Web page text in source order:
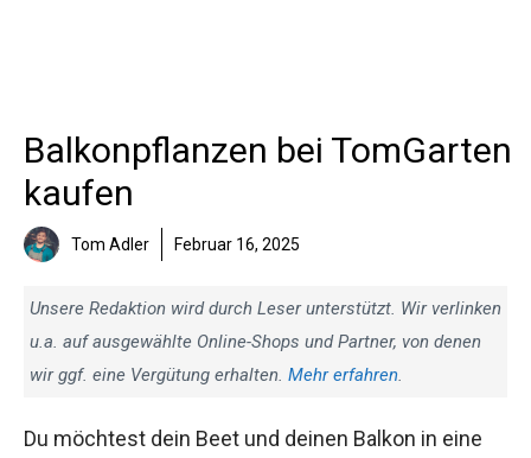
Balkonpflanzen bei TomGarten
kaufen
Tom Adler Februar 16, 2025
Unsere Redaktion wird durch Leser unterstützt. Wir verlinken
u.a. auf ausgewählte Online-Shops und Partner, von denen
wir ggf. eine Vergütung erhalten. Mehr erfahren.
Du möchtest dein Beet und deinen Balkon in eine